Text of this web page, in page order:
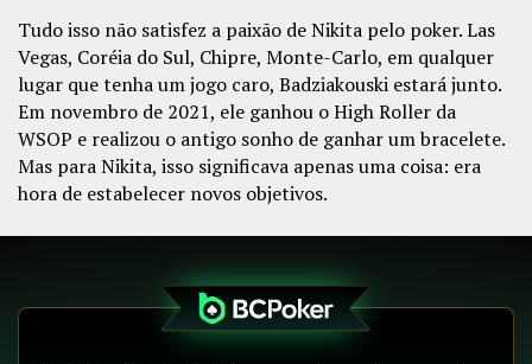
Tudo isso não satisfez a paixão de Nikita pelo poker. Las
Vegas, Coréia do Sul, Chipre, Monte-Carlo, em qualquer
lugar que tenha um jogo caro, Badziakouski estará junto.
Em novembro de 2021, ele ganhou o High Roller da
WSOP e realizou o antigo sonho de ganhar um bracelete.
Mas para Nikita, isso significava apenas uma coisa: era
hora de estabelecer novos objetivos.